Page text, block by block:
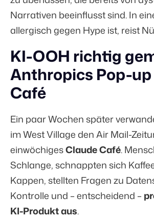
Narrativen beeinflusst sind. In
allergisch gegen Hype ist, reist
KI-OOH richtig
Anthropics Pop-
Café
Ein paar Wochen später
im West Village den Air Mail-
einwöchigesClaude Café.
Schlange, schnappten sich
Kappen, stellten Fragen zu
Kontrolle und – entscheidend –
KI-Produkt aus.